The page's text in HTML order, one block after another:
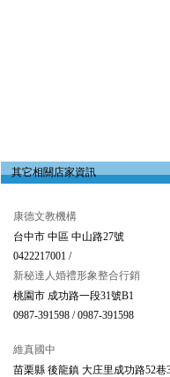
其它相關店家資訊
康德文教機構
台中市 中區 中山路27號
0422217001 /
新秘達人婚禮形象整合行銷
桃園市 成功路一段31號B1
0987-391598 / 0987-391598
維真國中
苗栗縣 後龍鎮 大庄里成功路52巷